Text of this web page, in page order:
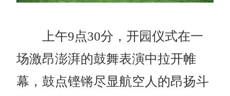
上午9点30分，开园仪式在一
场激昂澎湃的鼓舞表演中拉开帷
幕，鼓点铿锵尽显航空人的昂扬斗